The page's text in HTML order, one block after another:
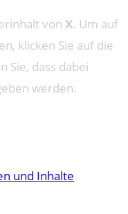
von X. Um auf
klicken Sie auf die
Sie, dass dabei
werden.
und Inhalte